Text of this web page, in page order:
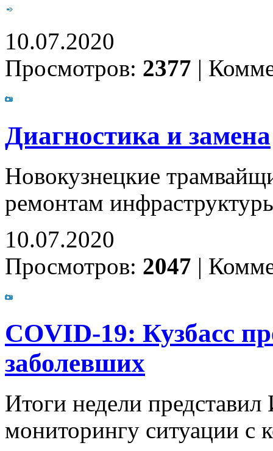
10.07.2020
Просмотров: 2377 |
Диагностика и замена
Новокузнецкие
ремонтам
10.07.2020
Просмотров: 2047 |
COVID-19: Кузбасс
заболевших
Итоги недели
мониторингу ситуации с